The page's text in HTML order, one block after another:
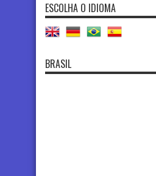
ESCOLHA O IDIOMA
BRASIL